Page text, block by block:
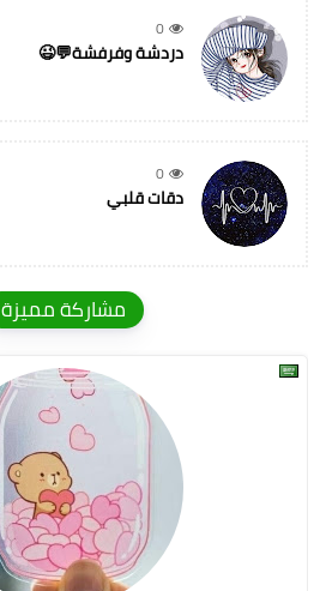
0
دردشة وفرفشة💬😉
0
دقات قلبي
مشاركة مميزة